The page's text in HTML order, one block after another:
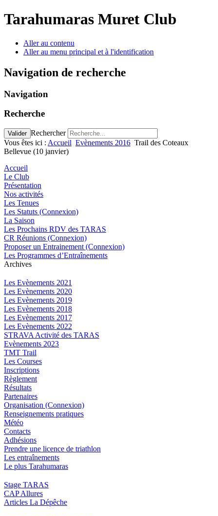
Tarahumaras Muret Club
Aller au contenu
Aller au menu principal et à l'identification
Navigation de recherche
Navigation
Recherche
Valider Rechercher
Vous êtes ici : Accueil Evènements 2016 Trail des Coteaux
Bellevue (10 janvier)
Accueil
Le Club
Présentation
Nos activités
Les Tenues
Les Statuts (Connexion)
La Saison
Les Prochains RDV des TARAS
CR Réunions (Connexion)
Proposer un Entrainement (Connexion)
Les Programmes d’Entraînements
Archives
Les Evènements 2021
Les Evènements 2020
Les Evènements 2019
Les Evènements 2018
Les Evènements 2017
Les Evènements 2022
STRAVA Activité des TARAS
Evènements 2023
TMT Trail
Les Courses
Inscriptions
Règlement
Résultats
Partenaires
Organisation (Connexion)
Renseignements pratiques
Météo
Contacts
Adhésions
Prendre une licence de triathlon
Les entraînements
Le plus Tarahumaras
Stage TARAS
CAP Allures
Articles La Dépêche